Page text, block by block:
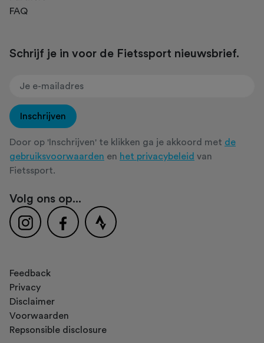
FAQ
Schrijf je in voor de Fietssport nieuwsbrief.
Inschrijven
Door op 'Inschrijven' te klikken ga je akkoord met de
gebruiksvoorwaarden en het privacybeleid van
Fietssport.
Volg ons op...
Feedback
Privacy
Disclaimer
Voorwaarden
Repsonsible disclosure